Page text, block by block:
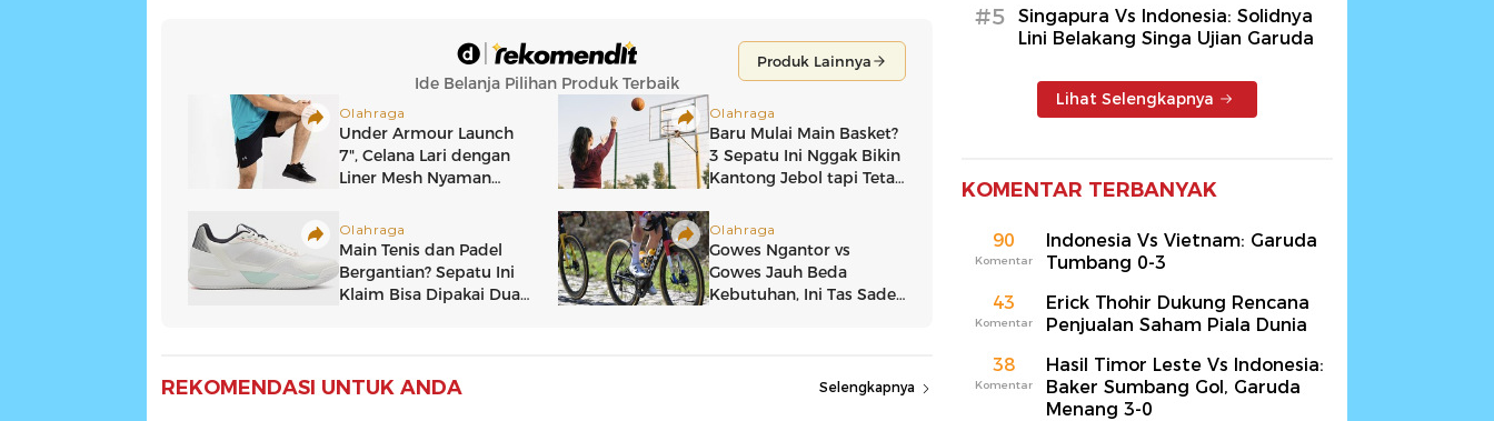
REKOMENDASI UNTUK ANDA Selengkapnya
#5
Singapura Vs Indonesia: Solidnya
Lini Belakang Singa Ujian Garuda
Lihat Selengkapnya
KOMENTAR TERBANYAK
90
Komentar
Indonesia Vs Vietnam: Garuda
Tumbang 0-3
43
Komentar
Erick Thohir Dukung Rencana
Penjualan Saham Piala Dunia
38
Komentar
Hasil Timor Leste Vs Indonesia:
Baker Sumbang Gol, Garuda
Menang 3-0